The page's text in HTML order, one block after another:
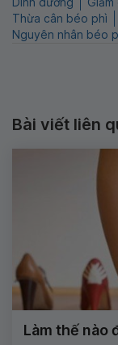
Thừa cân béo phì
Nguyên nhân béo
Bài viết liên
Làm thế nào